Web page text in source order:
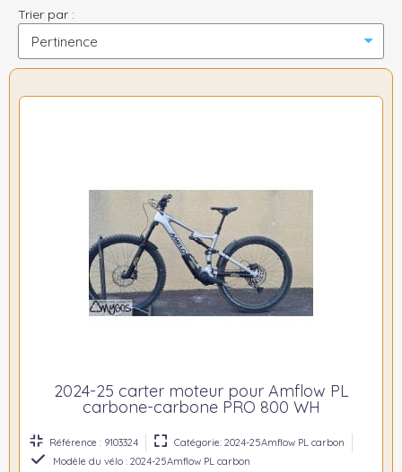
Trier par :
2024-25 carter moteur pour Amflow PL
carbone-carbone PRO 800 WH
Référence : 9103324
Catégorie: 2024-25Amflow PL carbon
Modèle du vélo : 2024-25Amflow PL carbon